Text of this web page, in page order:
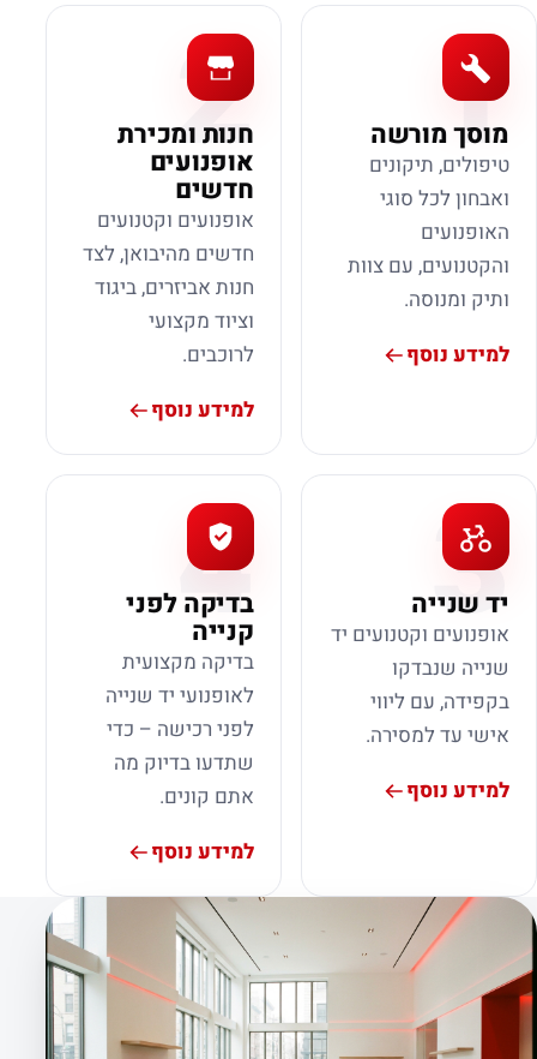
1
מוסך מורשה
טיפולים, תיקונים
ואבחון לכל סוגי
האופנועים
והקטנועים, עם צוות
ותיק ומנוסה.
למידע נוסף
2
חנות ומכירת
אופנועים
חדשים
אופנועים וקטנועים
חדשים מהיבואן, לצד
חנות אביזרים, ביגוד
וציוד מקצועי
לרוכבים.
למידע נוסף
3
יד שנייה
אופנועים וקטנועים יד
שנייה שנבדקו
בקפידה, עם ליווי
אישי עד למסירה.
למידע נוסף
4
בדיקה לפני
קנייה
בדיקה מקצועית
לאופנועי יד שנייה
לפני רכישה – כדי
שתדעו בדיוק מה
אתם קונים.
למידע נוסף